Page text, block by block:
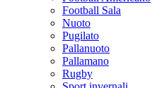
Football Sala
Nuoto
Pugilato
Pallanuoto
Pallamano
Rugby